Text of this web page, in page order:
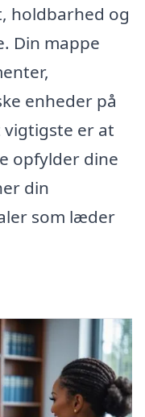
holdbarhed og
Din mappe
enheder på
er at
opfylder dine
din
som læder